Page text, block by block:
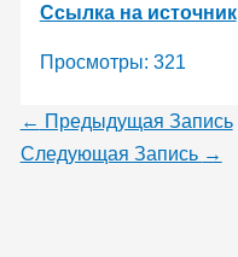
Ссылка на источник
Просмотры: 321
← Предыдущая Запись
Следующая Запись →